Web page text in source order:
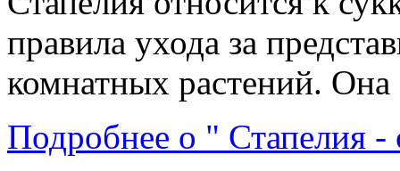
правила ухода за
комнатных растений. Она
Подробнее о " Стапелия -